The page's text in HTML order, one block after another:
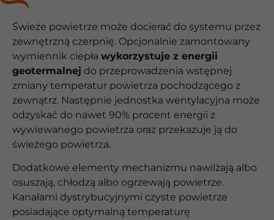
Świeże powietrze może docierać do systemu przez
zewnętrzną czerpnię. Opcjonalnie zamontowany
wymiennik ciepła wykorzystuje z energii
geotermalnej do przeprowadzenia wstępnej
zmiany temperatur powietrza pochodzącego z
zewnątrz. Następnie jednostka wentylacyjna może
odzyskać do nawet 90% procent energii z
wywiewanego powietrza oraz przekazuje ją do
świeżego powietrza.
Dodatkowe elementy mechanizmu nawilżają albo
osuszają, chłodzą albo ogrzewają powietrze.
Kanałami dystrybucyjnymi czyste powietrze
posiadające optymalną temperaturę